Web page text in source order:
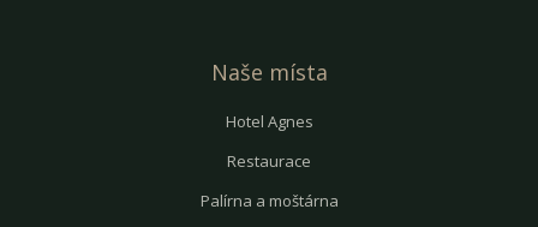
Naše místa
Hotel Agnes
Restaurace
Palírna a moštárna